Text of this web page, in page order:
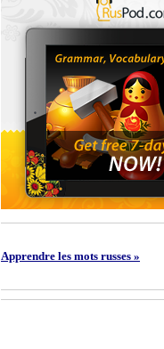
Apprendre les mots russes »